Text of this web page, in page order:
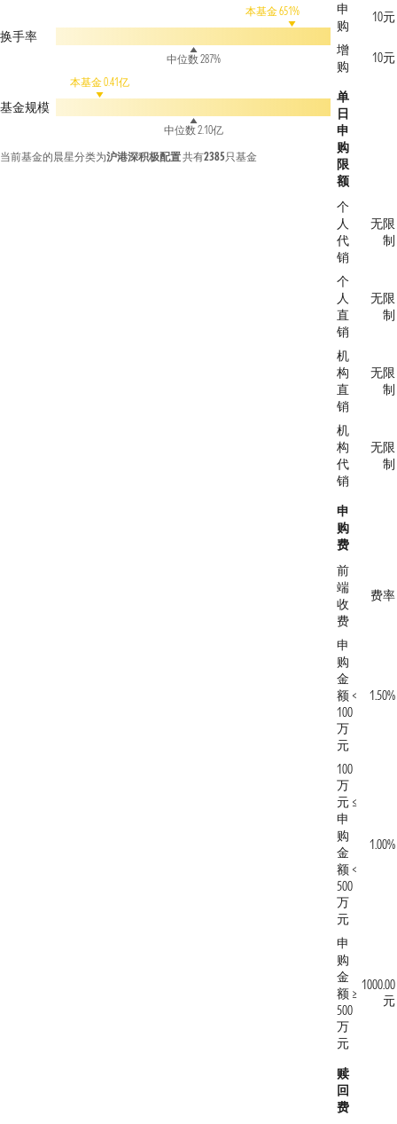
换手率
本基金 651%
中位数 287%
基金规模
本基金 0.41亿
中位数 2.10亿
当前基金的晨星分类为沪港深积极配置共有2385只基金
申
购
10元
增
购
10元
单
日
申
购
限
额
个
人
代
销
无限
制
个
人
直
销
无限
制
机
构
直
销
无限
制
机
构
代
销
无限
制
申
购
费
前
端
收
费
费率
申
购
金
额 <
100
万
元
1.50%
100
万
元 ≤
申
购
金
额 <
500
万
元
1.00%
申
购
金
额 ≥
500
万
元
1000.00
元
赎
回
费